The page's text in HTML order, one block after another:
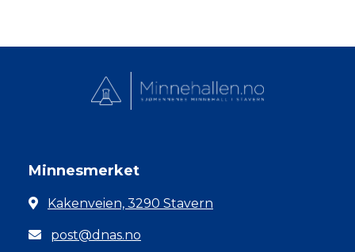
Minnesmerket
Kakenveien, 3290 Stavern
post@dnas.no